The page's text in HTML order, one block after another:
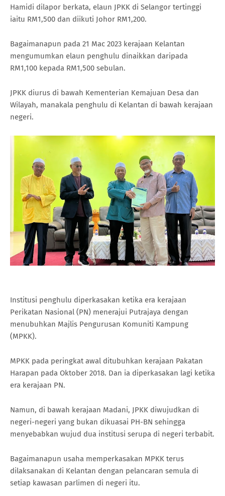
Hamidi dilapor berkata, elaun JPKK di Selangor tertinggi
iaitu RM1,500 dan diikuti Johor RM1,200.
Bagaimanapun pada 21 Mac 2023 kerajaan Kelantan
mengumumkan elaun penghulu dinaikkan daripada
RM1,100 kepada RM1,500 sebulan.
JPKK diurus di bawah Kementerian Kemajuan Desa dan
Wilayah, manakala penghulu di Kelantan di bawah kerajaan
negeri.
Institusi penghulu diperkasakan ketika era kerajaan
Perikatan Nasional (PN) menerajui Putrajaya dengan
menubuhkan Majlis Pengurusan Komuniti Kampung
(MPKK).
MPKK pada peringkat awal ditubuhkan kerajaan Pakatan
Harapan pada Oktober 2018. Dan ia diperkasakan lagi ketika
era kerajaan PN.
Namun, di bawah kerajaan Madani, JPKK diwujudkan di
negeri-negeri yang bukan dikuasai PH-BN sehingga
menyebabkan wujud dua institusi serupa di negeri terbabit.
Bagaimanapun usaha memperkasakan MPKK terus
dilaksanakan di Kelantan dengan pelancaran semula di
setiap kawasan parlimen di negeri itu.